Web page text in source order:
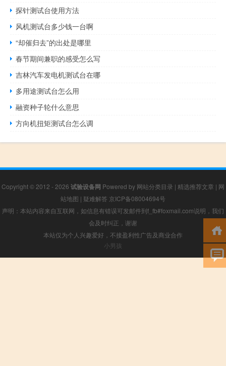
探针测试台使用方法
风机测试台多少钱一台啊
“却催归去”的出处是哪里
春节期间兼职的感受怎么写
吉林汽车发电机测试台在哪
多用途测试台怎么用
融资种子轮什么意思
方向机扭矩测试台怎么调
Copyright © 2012 - 2026 试验设备网 Powered by 网站分类目录 | 精选推荐文章 | 网
站地图 | 疑难解答 京ICP备08004694号
声明：本站内容来自互联网，如信息有错误可发邮件到f_fb#foxmail.com说明，我们
会及时纠正，谢谢
本站仅为个人兴趣爱好，不接盈利性广告及商业合作
小男孩